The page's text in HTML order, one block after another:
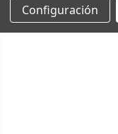
Configuración